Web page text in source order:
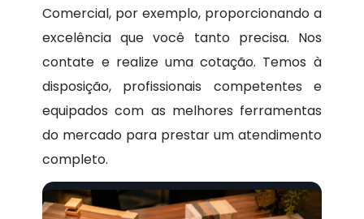
Comercial, por exemplo, proporcionando a
excelência que você tanto precisa. Nos
contate e realize uma cotação. Temos à
disposição, profissionais competentes e
equipados com as melhores ferramentas
do mercado para prestar um atendimento
completo.